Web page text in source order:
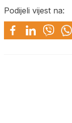
Podijeli vijest na: